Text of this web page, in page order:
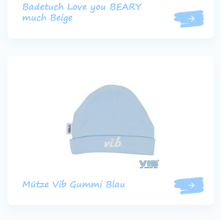
Badetuch Love you BEARY
much Beige
Mütze Vib Gummi Blau